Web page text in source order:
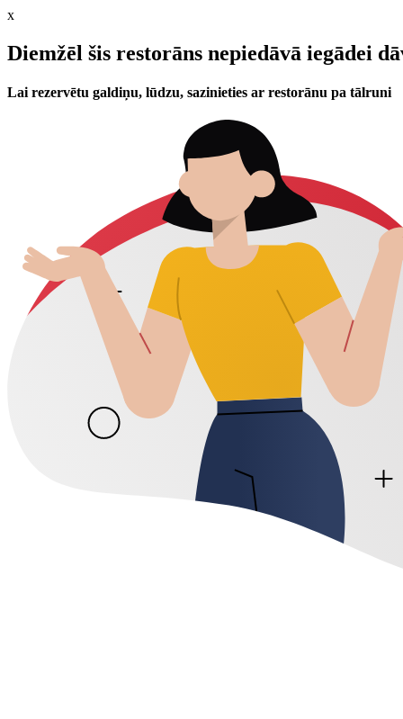
x
Diemžēl šis restorāns nepiedāvā iegādei
Lai rezervētu galdiņu, lūdzu, sazinieties ar restorānu pa tālruni